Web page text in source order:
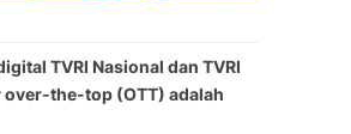
TVRI Nasional dan TVRI
over-the-top (OTT) adalah